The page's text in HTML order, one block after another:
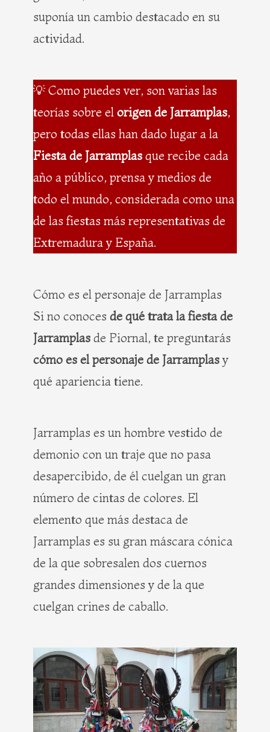
suponía un cambio destacado en su
actividad.
💡 Como puedes ver, son varias las
teorías sobre el origen de Jarramplas,
pero todas ellas han dado lugar a la
Fiesta de Jarramplas que recibe cada
año a público, prensa y medios de
todo el mundo, considerada como una
de las fiestas más representativas de
Extremadura y España.
Cómo es el personaje de Jarramplas
Si no conoces de qué trata la fiesta de
Jarramplas de Piornal, te preguntarás
cómo es el personaje de Jarramplas y
qué apariencia tiene.
Jarramplas es un hombre vestido de
demonio con un traje que no pasa
desapercibido, de él cuelgan un gran
número de cintas de colores. El
elemento que más destaca de
Jarramplas es su gran máscara cónica
de la que sobresalen dos cuernos
grandes dimensiones y de la que
cuelgan crines de caballo.